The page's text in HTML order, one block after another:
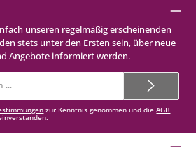
unseren regelmäßig erscheinenden
stets unter den Ersten sein, über neue
Angebote informiert werden.
Mail-
zur Kenntnis genommen und dieAGB